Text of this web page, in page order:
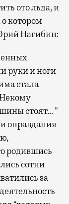
ото льда, и
котором
Нагибин:
руки и ноги
стала
стоят… ”
оправдания
родившись
сотни
за